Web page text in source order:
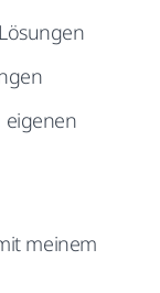
eigenen
meinem